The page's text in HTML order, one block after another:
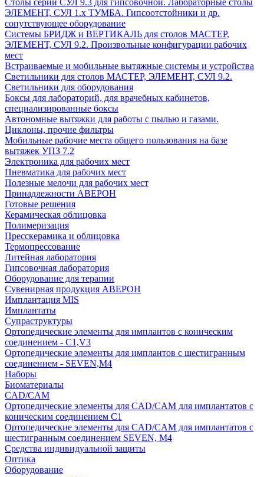
Столы серии СУЛ 9.3 для гипсовочной. Лабораторные столы
ЭЛЕМЕНТ, СУЛ 1.х ТУМБА. Гипсоотстойники и др.
сопутствующее оборудование
Системы БРИДЖ и ВЕРТИКАЛЬ для столов МАСТЕР,
ЭЛЕМЕНТ, СУЛ 9.2. Произвольные конфигурации рабочих
мест
Встраиваемые и мобильные вытяжные системы и устройства
Светильники для столов МАСТЕР, ЭЛЕМЕНТ, СУЛ 9.2.
Светильники для оборудования
Боксы для лабораторий, для врачебных кабинетов,
специализированные боксы
Автономные вытяжки для работы с пылью и газами.
Циклоны, прочие фильтры
Мобильные рабочие места общего пользования на базе
вытяжек УПЗ 7.2
Электроника для рабочих мест
Пневматика для рабочих мест
Полезные мелочи для рабочих мест
Принадлежности АВЕРОН
Готовые решения
Керамическая облицовка
Полимеризация
Пресскерамика и облицовка
Термопрессование
Литейная лаборатория
Гипсовочная лаборатория
Оборудование для терапии
Сувенирная продукция АВЕРОН
Имплантация MIS
Имплантаты
Супраструктуры
Ортопедические элементы для имплантов с коническим
соединением - C1,V3
Ортопедические элементы для имплантов с шестигранным
соединением - SEVEN,M4
Наборы
Биоматериалы
CAD/CAM
Ортопедические элементы для CAD/CAM для имплантатов с
коническим соединением С1
Ортопедические элементы для CAD/CAM для имплантатов с
шестигранным соединением SEVEN, М4
Средства индивидуальной защиты
Оптика
Оборудование